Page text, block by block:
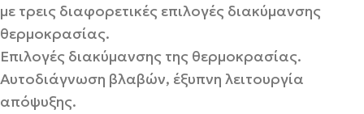
με τρεις διαφορετικές επιλογές διακύμανσης
θερμοκρασίας.
Επιλογές διακύμανσης της θερμοκρασίας.
Αυτοδιάγνωση βλαβών, έξυπνη λειτουργία
απόψυξης.